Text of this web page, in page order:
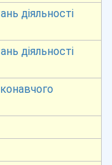
діяльності
діяльності